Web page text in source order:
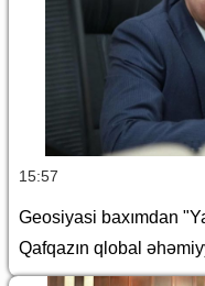
15:57
Geosiyasi baxımdan
Qafqazın qlobal